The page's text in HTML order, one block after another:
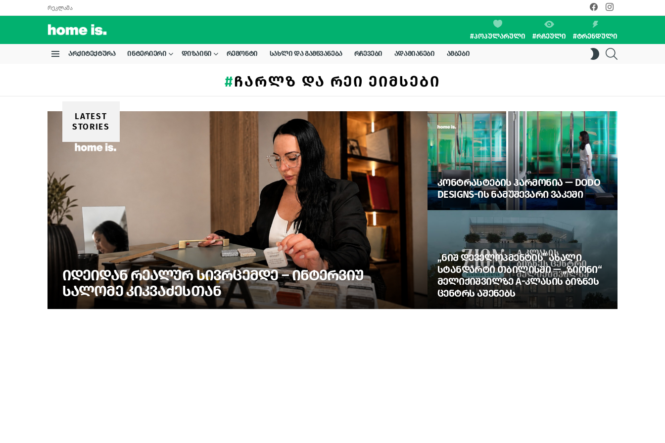
რეკლამა
facebookinstagram
#ᲞᲝᲞᲣᲚᲐᲠᲣᲚᲘ #ᲠᲩᲔᲣᲚᲘ #ᲢᲠᲔᲜᲓᲣᲚᲘ
ᲐᲠᲥᲘᲢᲔᲥᲢᲣᲠᲐ ᲘᲜᲢᲔᲠᲘᲔᲠᲘ ᲓᲘᲖᲐᲘᲜᲘ ᲠᲔᲛᲝᲜᲢᲘ ᲡᲐᲮᲚᲘ ᲓᲐ ᲒᲐᲛᲬᲕᲐᲜᲔᲑᲐ ᲠᲩᲔᲕᲔᲑᲘ ᲐᲓᲐᲛᲘᲐᲜᲔᲑᲘ ᲐᲛᲑᲔᲑᲘ
SWITCH
SKIN
ᲩᲐᲠᲚᲖ ᲓᲐ ᲠᲔᲘ ᲔᲘᲛᲡᲔᲑᲘ
LATEST
STORIES
ᲘᲓᲔᲘᲓᲐᲜ ᲠᲔᲐᲚᲣᲠ ᲡᲘᲕᲠᲪᲔᲛᲓᲔ – ᲘᲜᲢᲔᲠᲕᲘᲣ
ᲡᲐᲚᲝᲛᲔ ᲙᲘᲙᲕᲐᲫᲔᲡᲗᲐᲜ
ᲙᲝᲜᲢᲠᲐᲡᲢᲔᲑᲘᲡ ᲰᲐᲠᲛᲝᲜᲘᲐ — DODO
DESIGNS-ᲘᲡ ᲜᲐᲛᲣᲨᲔᲕᲐᲠᲘ ᲕᲐᲙᲔᲨᲘ
„ᲜᲘᲨ ᲓᲔᲕᲔᲚᲝᲞᲛᲔᲜᲢᲘᲡ” ᲐᲮᲐᲚᲘ
ᲡᲢᲐᲜᲓᲐᲠᲢᲘ ᲗᲑᲘᲚᲘᲡᲨᲘ — „ᲖᲘᲝᲜᲘ“
ᲛᲔᲚᲘᲥᲘᲨᲕᲘᲚᲖᲔ A-ᲙᲚᲐᲡᲘᲡ ᲑᲘᲖᲜᲔᲡ
ᲪᲔᲜᲢᲠᲡ ᲐᲨᲔᲜᲔᲑᲡ